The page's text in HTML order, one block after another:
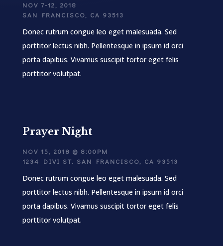
NOV 7-12, 2018
SAN FRANCISCO, CA 93513
Donec rutrum congue leo eget malesuada. Sed
porttitor lectus nibh. Pellentesque in ipsum id orci
porta dapibus. Vivamus suscipit tortor eget felis
porttitor volutpat.
Prayer Night
NOV 15, 2018 @ 8:00PM
1234 DIVI ST. SAN FRANCISCO, CA 93513
Donec rutrum congue leo eget malesuada. Sed
porttitor lectus nibh. Pellentesque in ipsum id orci
porta dapibus. Vivamus suscipit tortor eget felis
porttitor volutpat.